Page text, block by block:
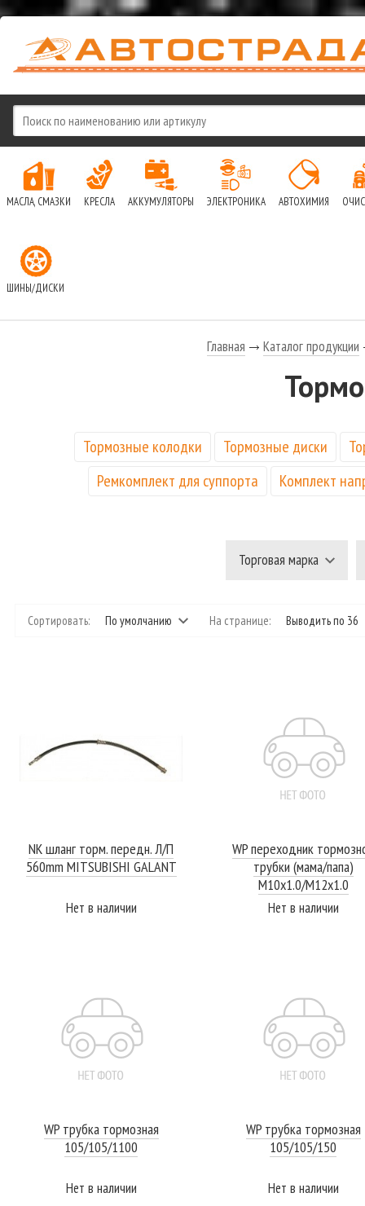
МАСЛА, СМАЗКИ КРЕСЛА АККУМУЛЯТОРЫ ЭЛЕКТРОНИКА АВТОХИМИЯ
ШИНЫ/ДИСКИ
Главная Каталог продукции
Тормозные колодки Тормозные диски
Ремкомплект для суппорта
Комплект
Торговая марка
Сортировать: По умолчанию На странице: Выводить по 36
NK шланг торм. передн. Л/П
560mm MITSUBISHI GALANT
Нет в наличии
WP переходник
трубки (мама/папа)
M10x1.0/M12x1.0
Нет в наличии
WP трубка тормозная
105/105/1100
Нет в наличии
WP трубка тормозная
105/105/150
Нет в наличии